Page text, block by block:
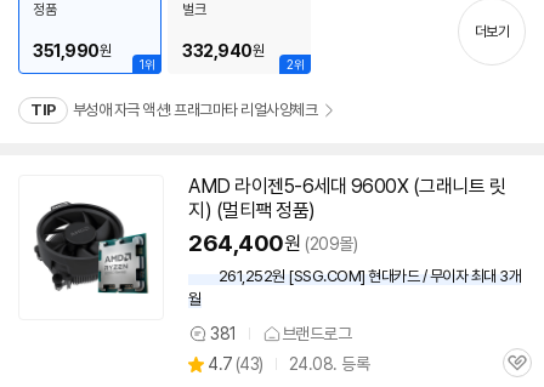
치
기
1위
정품
351,990원
2위
벌크
332,940원
더보기
TIP 부성애 자극 액션! 프래그마타 리얼사양체크
AMD 라이젠5-6세대 9600X (그래니트 릿
지) (멀티팩 정품)
264,400원 (209몰)
261,252원 [SSG.COM] 현대카드 / 무이자 최대 3개
월
상
품
381 브랜드로그
별
4.7 (상
43) 24.08. 등록
관